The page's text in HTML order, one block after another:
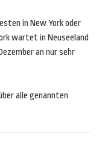
in New York oder
wartet in Neuseeland
an nur sehr
alle genannten